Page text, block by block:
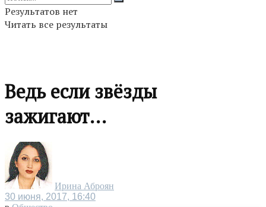
Результатов нет
Читать все результаты
Ведь если звёзды
зажигают…
Ирина Аброян
30 июня, 2017, 16:40